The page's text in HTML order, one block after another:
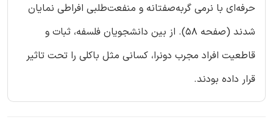
حرفه‌ای با نرمی گربه‌صفتانه و منفعت‌طلبی افراطی نمایان
شدند (صفحه 58). از بین دانشجویان فلسفه، ثبات و
قاطعیت افراد مجرب دونرا، کسانی مثل باکلی را تحت تاثیر
قرار داده بودند.